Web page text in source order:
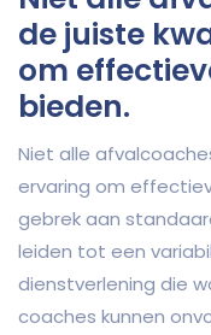
de juiste
om
bieden.
Niet alle
ervaring om
gebrek aan
leiden tot een
dienstverlening die
coaches kunnen